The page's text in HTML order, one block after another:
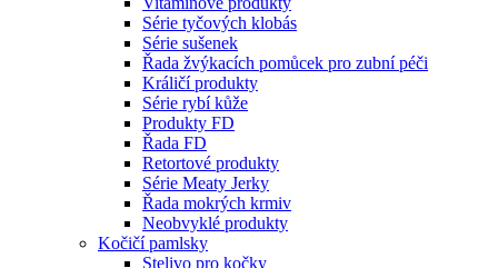
Série tyčových klobás
Série sušenek
Řada žvýkacích pomůcek pro zubní péči
Králičí produkty
Série rybí kůže
Produkty FD
Řada FD
Retortové produkty
Série Meaty Jerky
Řada mokrých krmiv
Neobvyklé produkty
Kočičí pamlsky
Stelivo pro kočky